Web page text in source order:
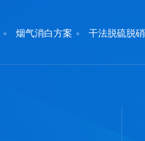
烟气消白方案 干法脱硫脱硝